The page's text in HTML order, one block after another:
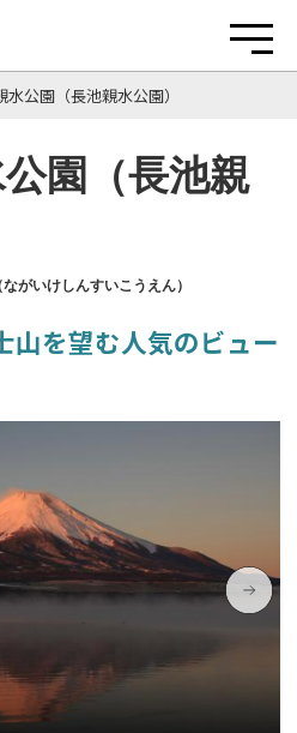
水公園（長池親水公園）
園（長池親
がいけしんすいこうえん）
山を望む人気のビュー